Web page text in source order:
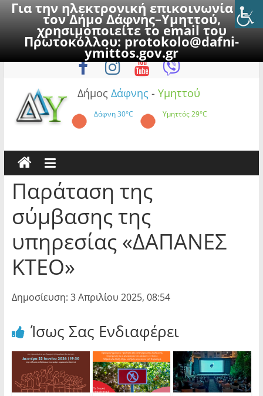
Για την ηλεκτρονική επικοινωνία με
τον Δήμο Δάφνης–Υμηττού,
χρησιμοποιείτε το email του
Πρωτοκόλλου:protokolo@dafni-
ymittos.gov.gr
to
Κυριακή, 9 Αυγούστου 2026
Δήμος Δάφνης - Υμηττού
Δάφνη30°C Υμηττός29°C
Παράταση της
σύμβασης της
υπηρεσίας «ΔΑΠΑΝΕΣ
ΚΤΕΟ»
Δημοσίευση: 3 Απριλίου 2025, 08:54
Ίσως Σας Ενδιαφέρει